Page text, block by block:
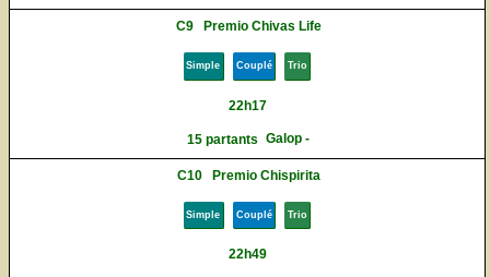
C9 Premio Chivas Life
Simple Couplé Trio
22h17
15 partants Galop -
C10 Premio Chispirita
Simple Couplé Trio
22h49